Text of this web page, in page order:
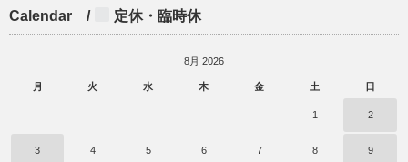
Calendar / 定休・臨時休
8月 2026
月 火 水 木 金 土 日
1 2
3 4 5 6 7 8 9